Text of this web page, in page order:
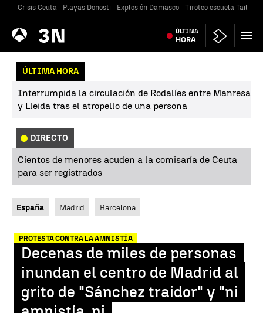
Crisis Ceuta Playas Donosti Explosión Damasco Tiroteo escuela
Antena
3 Noticias ÚLTIMA
HORA
ÚLTIMA HORA
Interrumpida la circulación de Rodalíes entre Manresa
y Lleida tras el atropello de una persona
DIRECTO
Cientos de menores acuden a la comisaría de Ceuta
para ser registrados
España Madrid Barcelona
PROTESTA CONTRA LA AMNISTÍA
Decenas de miles de personas
inundan el centro de Madrid al
grito de "Sánchez traidor" y "ni